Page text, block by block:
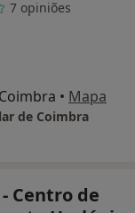
7 opiniões
• Mapa
de Coimbra
Centro de